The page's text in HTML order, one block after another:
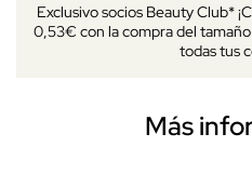
Exclusivo socios Beauty Club*
0,53€ con la compra del
todas tus
Más